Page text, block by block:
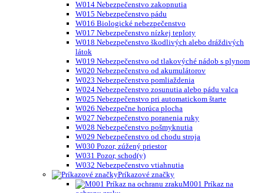
W014 Nebezpečenstvo zakopnutia
W015 Nebezpečenstvo pádu
W016 Biologické nebezpečenstvo
W017 Nebezpečenstvo nízkej teploty
W018 Nebezpečenstvo škodlivých alebo dráždivých
látok
W019 Nebezpečenstvo od tlakovýché nádob s plynom
W020 Nebezpečenstvo od akumulátorov
W023 Nebezpečenstvo pomliaždenia
W024 Nebezpečenstvo zosunutia alebo pádu valca
W025 Nebezpečenstvo pri automatickom štarte
W026 Nebezpečne horúca plocha
W027 Nebezpečenstvo poranenia ruky
W028 Nebezpečenstvo pošmyknutia
W029 Nebezpečenstvo od chodu stroja
W030 Pozor, zúžený priestor
W031 Pozor, schod(y)
W032 Nebezpečenstvo vtiahnutia
Príkazové značky
M001 Príkaz na